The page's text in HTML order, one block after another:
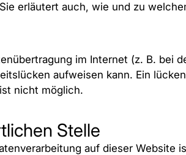
erläutert auch, wie und zu
im Internet (z. B. bei
aufweisen kann. Ein
nicht möglich.
Stelle
auf dieser Website